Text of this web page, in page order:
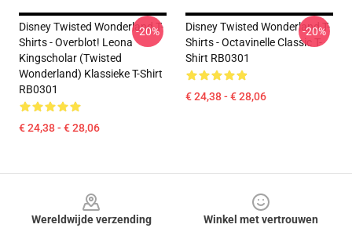
Disney Twisted Wonderland T-
Shirts - Overblot! Leona
Kingscholar (Twisted
Wonderland) Klassieke T-Shirt
RB0301
€ 24,38 - € 28,06
-20%
Disney Twisted Wonderland T-
Shirts - Octavinelle Classic T-
Shirt RB0301
€ 24,38 - € 28,06
-20%
Wereldwijde verzending
Winkel met vertrouwen